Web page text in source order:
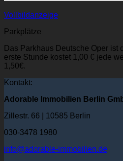
Vollbildanzeige
Parkplätze
Das Parkhaus Deutsche Oper ist
erste Stunde kostet 1,00 € jede
1,50€.
Kontakt:
Adorable Immobilien Berlin
Zillestr. 66 | 10585 Berlin
030-3478 1980
info@adorable-immobilien.de